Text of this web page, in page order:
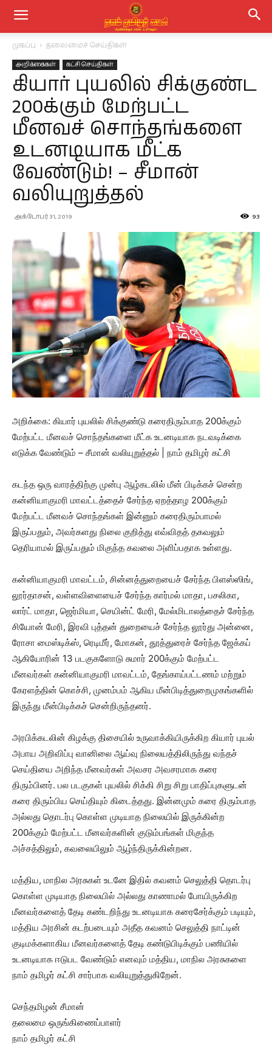
முகப்பு தலைமைச் செய்திகள்
அறிக்கைகள் கட்சி செய்திகள்
கியார் புயலில் சிக்குண்ட
200க்கும் மேற்பட்ட
மீனவச் சொந்தங்களை
உடனடியாக மீட்க
வேண்டும்! – சீமான்
வலியுறுத்தல்
அக்டோபர் 31, 2019 93
அறிக்கை: கியார் புயலில் சிக்குண்டு கரைதிரும்பாத 200க்கும்
மேற்பட்ட மீனவச் சொந்தங்களை மீட்க உடனடியாக நடவடிக்கை
எடுக்க வேண்டும் – சீமான் வலியுறுத்தல் | நாம் தமிழர் கட்சி
கடந்த ஒரு வாரத்திற்கு முன்பு ஆழ்கடலில் மீன் பிடிக்கச் சென்ற
கன்னியாகுமரி மாவட்டத்தைச் சேர்ந்த ஏறத்தாழ 200க்கும்
மேற்பட்ட மீனவச் சொந்தங்கள் இன்னும் கரைதிரும்பாமல்
இருப்பதும், அவர்களது நிலை குறித்து எவ்விதத் தகவலும்
தெரியாமல் இருப்பதும் மிகுந்த கவலை அளிப்பதாக உள்ளது.
கன்னியாகுமரி மாவட்டம், சின்னத்துறையைச் சேர்ந்த பிளஸ்ஸிங்,
லூர்தாசன், வள்ளவிளையைச் சேர்ந்த கார்மல் மாதா, பசலிகா,
லார்ட் மாதா, ஜெர்மியா, செயின்ட் மேரி, மேல்மிடாலத்தைச் சேர்ந்த
சியோன் மேரி, இரவி புத்தன் துறையைச் சேர்ந்த லூர்து அன்னை,
ரோசா மைஸ்டிக்ஸ், ரெடிமீர், மோகன், தூத்துரைச் சேர்ந்த ஜேக்கப்
ஆகியோரின் 13 படகுகளோடு சுமார் 200க்கும் மேற்பட்ட
மீனவர்கள் கன்னியாகுமரி மாவட்டம், தேங்காய்பட்டணம் மற்றும்
கேரளத்தின் கொச்சி, முனம்பம் ஆகிய மீன்பிடித்துறைமுகங்களில்
இருந்து மீன்பிடிக்கச் சென்றிருந்தனர்.
அரபிக்கடலின் கிழக்கு திசையில் உருவாக்கியிருக்கிற கியார் புயல்
அபாய அறிவிப்பு வானிலை ஆய்வு நிலையத்திலிருந்து வந்தச்
செய்தியை அறிந்த மீனவர்கள் அவசர அவசரமாக கரை
திரும்பினர். பல படகுகள் புயலில் சிக்கி சிறு சிறு பாதிப்புகளுடன்
கரை திரும்பிய செய்தியும் கிடைத்தது. இன்னமும் கரை திரும்பாத
அல்லது தொடர்பு கொள்ள முடியாத நிலையில் இருக்கின்ற
200க்கும் மேற்பட்ட மீனவர்களின் குடும்பங்கள் மிகுந்த
அச்சத்திலும், கவலையிலும் ஆழ்ந்திருக்கின்றன.
மத்திய, மாநில அரசுகள் உடனே இதில் கவனம் செலுத்தி தொடர்பு
கொள்ள முடியாத நிலையில் அல்லது காணாமல் போயிருக்கிற
மீனவர்களைத் தேடி கண்டறிந்து உடனடியாக கரைசேர்க்கும் படியும்,
மத்திய அரசின் கடற்படையும் அதீத கவனம் செலுத்தி நாட்டின்
குடிமக்களாகிய மீனவர்களைத் தேடி கண்டுபிடிக்கும் பணியில்
உடனடியாக ஈடுபட வேண்டும் எனவும் மத்திய, மாநில அரசுகளை
நாம் தமிழர் கட்சி சார்பாக வலியுறுத்துகிறேன்.
செந்தமிழன் சீமான்
தலைமை ஒருங்கிணைப்பாளர்
நாம் தமிழர் கட்சி